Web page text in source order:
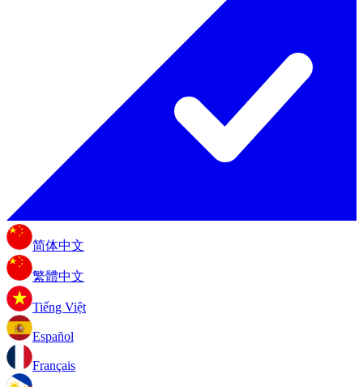
简体中文
繁體中文
Tiếng Việt
Español
Français